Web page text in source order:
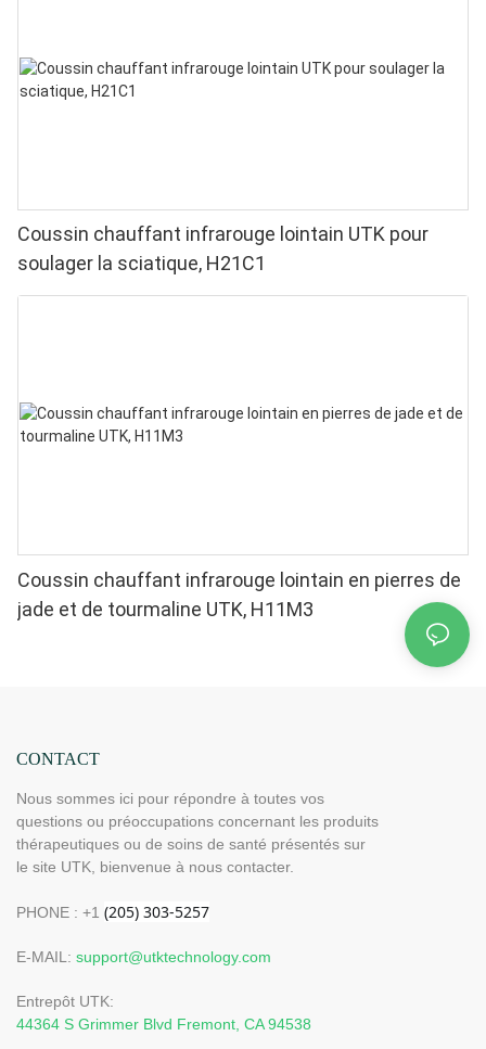
Coussin chauffant infrarouge lointain UTK pour
soulager la sciatique, H21C1
Coussin chauffant infrarouge lointain en pierres de
jade et de tourmaline UTK, H11M3
CONTACT
Nous sommes ici pour répondre à toutes vos
questions ou préoccupations concernant les produits
thérapeutiques ou de soins de santé présentés sur
le site UTK, bienvenue à nous contacter.
PHONE : +1
E-MAIL: support@utktechnology.com
Entrepôt UTK:
44364 S Grimmer Blvd Fremont, CA 94538